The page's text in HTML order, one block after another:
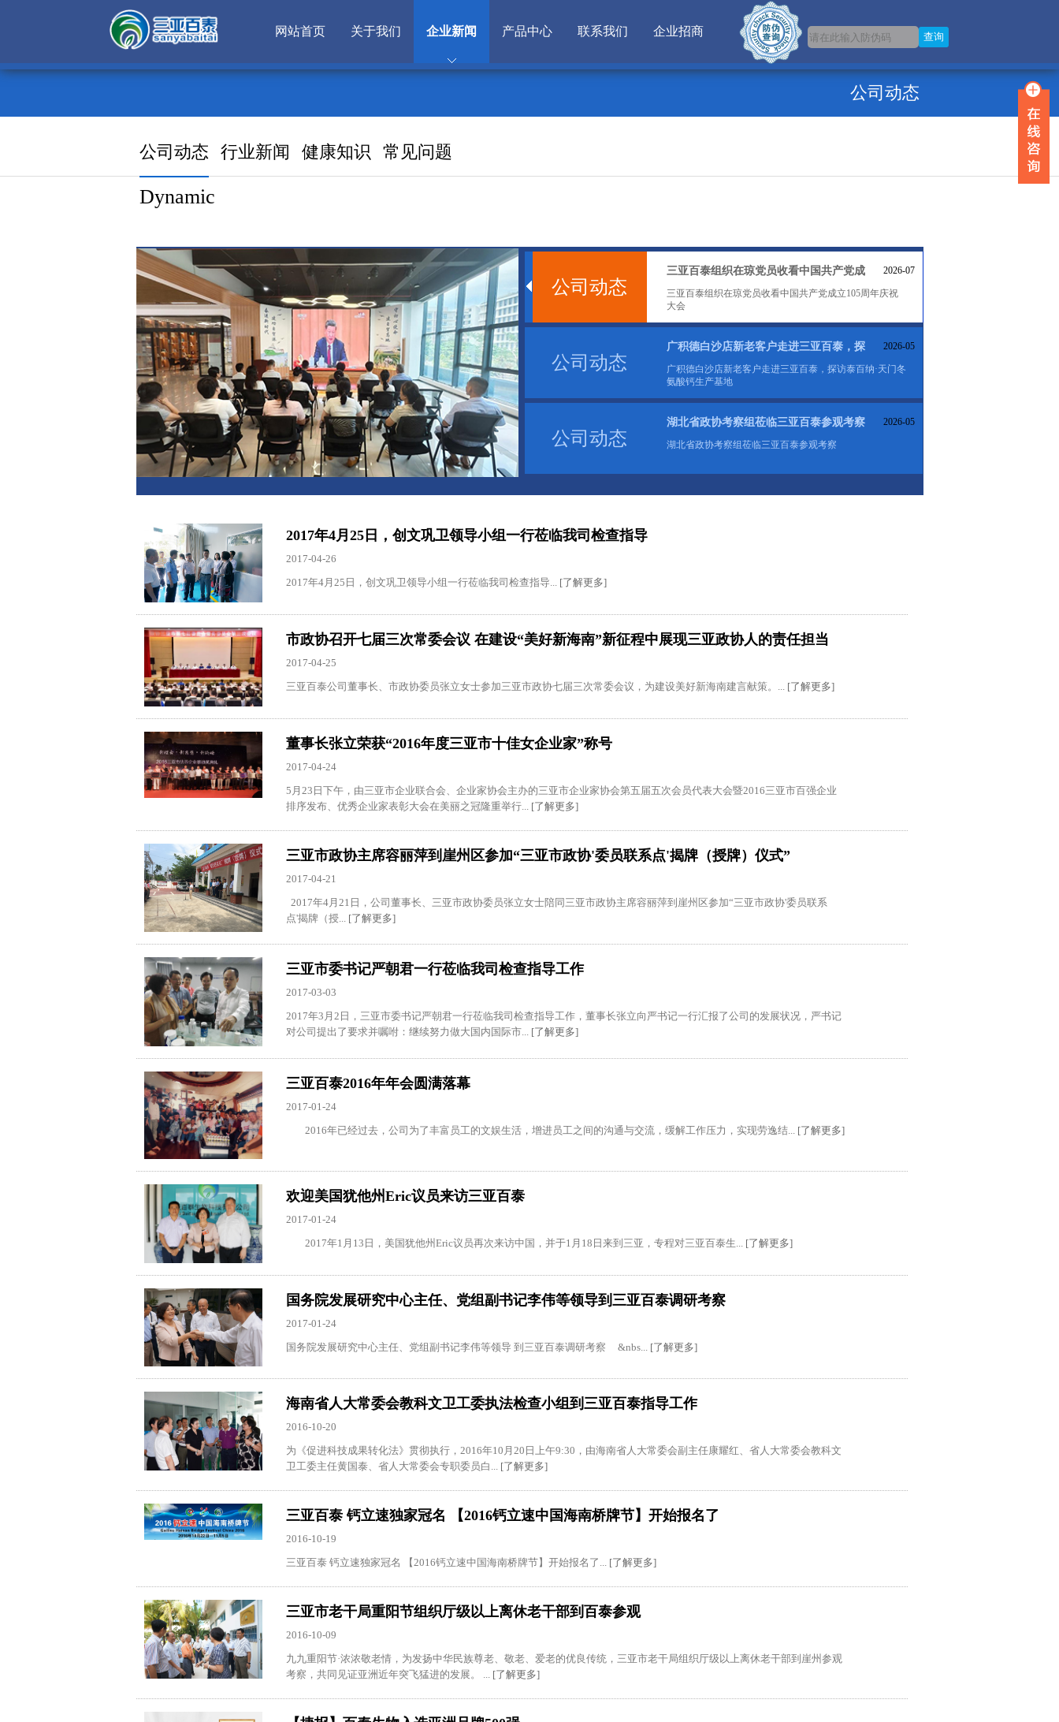
网站首页 关于我们 企业新闻 产品中心 联系我们 企业招商
公司动态
公司动态 行业新闻 健康知识 常见问题
Dynamic
公司动态
2026-07
三亚百泰组织在琼党员收看中国共产党成
三亚百泰组织在琼党员收看中国共产党成立105周年庆祝
大会
公司动态
2026-05
广积德白沙店新老客户走进三亚百泰，探
广积德白沙店新老客户走进三亚百泰，探访泰百纳·天门冬
氨酸钙生产基地
公司动态
2026-05
湖北省政协考察组莅临三亚百泰参观考察
湖北省政协考察组莅临三亚百泰参观考察
2017年4月25日，创文巩卫领导小组一行莅临我司检查指导
2017-04-26
2017年4月25日，创文巩卫领导小组一行莅临我司检查指导...[了解更多]
市政协召开七届三次常委会议 在建设“美好新海南”新征程中展现三亚政协人的责任担当
2017-04-25
三亚百泰公司董事长、市政协委员张立女士参加三亚市政协七届三次常委会议，为建设美好新海南建言献策。... [了解更多]
董事长张立荣获“2016年度三亚市十佳女企业家”称号
2017-04-24
5月23日下午，由三亚市企业联合会、企业家协会主办的三亚市企业家协会第五届五次会员代表大会暨2016三亚市百强企业
排序发布、优秀企业家表彰大会在美丽之冠隆重举行...[了解更多]
三亚市政协主席容丽萍到崖州区参加“三亚市政协'委员联系点'揭牌（授牌）仪式”
2017-04-21
2017年4月21日，公司董事长、三亚市政协委员张立女士陪同三亚市政协主席容丽萍到崖州区参加“三亚市政协'委员联系
点'揭牌（授...[了解更多]
三亚市委书记严朝君一行莅临我司检查指导工作
2017-03-03
2017年3月2日，三亚市委书记严朝君一行莅临我司检查指导工作，董事长张立向严书记一行汇报了公司的发展状况，严书记
对公司提出了要求并嘱咐：继续努力做大国内国际市...[了解更多]
三亚百泰2016年年会圆满落幕
2017-01-24
2016年已经过去，公司为了丰富员工的文娱生活，增进员工之间的沟通与交流，缓解工作压力，实现劳逸结...[了解更多]
欢迎美国犹他州Eric议员来访三亚百泰
2017-01-24
2017年1月13日，美国犹他州Eric议员再次来访中国，并于1月18日来到三亚，专程对三亚百泰生...[了解更多]
国务院发展研究中心主任、党组副书记李伟等领导到三亚百泰调研考察
2017-01-24
国务院发展研究中心主任、党组副书记李伟等领导 到三亚百泰调研考察 &nbs... [了解更多]
海南省人大常委会教科文卫工委执法检查小组到三亚百泰指导工作
2016-10-20
为《促进科技成果转化法》贯彻执行，2016年10月20日上午9:30，由海南省人大常委会副主任康耀红、省人大常委会教科文
卫工委主任黄国泰、省人大常委会专职委员白...[了解更多]
三亚百泰 钙立速独家冠名 【2016钙立速中国海南桥牌节】开始报名了
2016-10-19
三亚百泰 钙立速独家冠名 【2016钙立速中国海南桥牌节】开始报名了...[了解更多]
三亚市老干局重阳节组织厅级以上离休老干部到百泰参观
2016-10-09
九九重阳节·浓浓敬老情，为发扬中华民族尊老、敬老、爱老的优良传统，三亚市老干局组织厅级以上离休老干部到崖州参观
考察，共同见证亚洲近年突飞猛进的发展。 ...[了解更多]